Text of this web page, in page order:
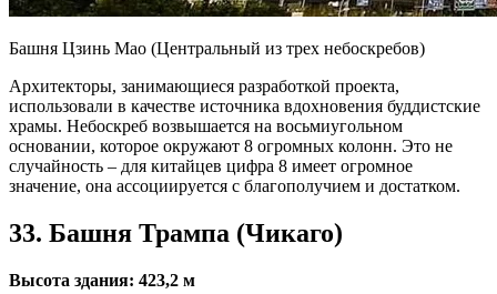
Башня Цзинь Мао (Центральный из трех небоскребов)
Архитекторы, занимающиеся разработкой проекта,
использовали в качестве источника вдохновения буддистские
храмы. Небоскреб возвышается на восьмиугольном
основании, которое окружают 8 огромных колонн. Это не
случайность – для китайцев цифра 8 имеет огромное
значение, она ассоциируется с благополучием и достатком.
33. Башня Трампа (Чикаго)
Высота здания: 423,2 м